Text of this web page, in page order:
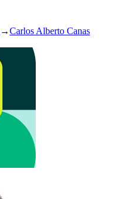
→Carlos Alberto Canas